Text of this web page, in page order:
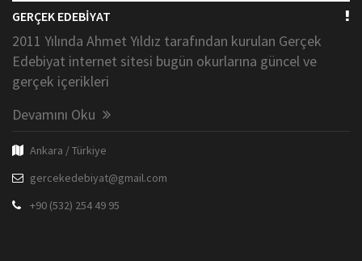
GERÇEK EDEBİYAT
2011 Yılında Ahmet Yıldız tarafından kurulan Gerçek
Edebiyat internet sitesi bugün okurlarına güncel ve
gerçek içerikleri
Devamını Oku
Ankara / Türkiye
gercekedebiyat@gmail.com
+90 (532) 254 49 95